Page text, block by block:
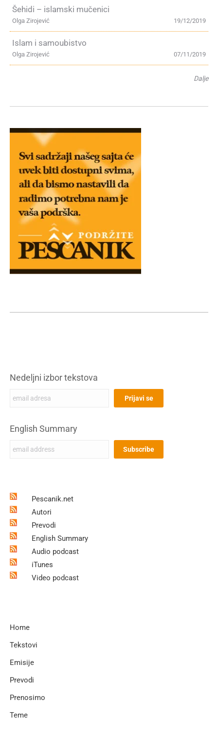
Šehidi – islamski mučenici
19/12/2019
Olga Zirojević
Islam i samoubistvo
07/11/2019
Olga Zirojević
Dalje
Nedeljni izbor tekstova
English Summary
Pescanik.net
Autori
Prevodi
English Summary
Audio podcast
iTunes
Video podcast
Home
Tekstovi
Emisije
Prevodi
Prenosimo
Teme